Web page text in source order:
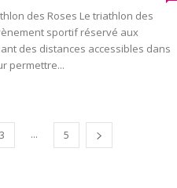
des Roses Le triathlon des
sportif réservé aux
des distances accessibles dans
permettre...
3 ... 5